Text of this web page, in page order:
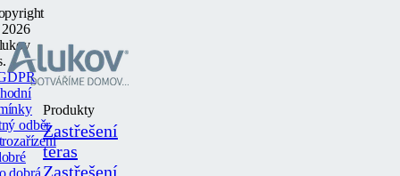
Produkty
Zastřešení
teras
Zastřešení
odběr